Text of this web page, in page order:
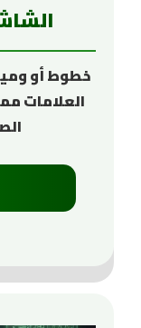
خطوط أو
العلامات